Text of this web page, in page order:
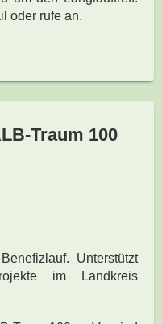
oder rufe an.
Traum 100
Unterstützt
im Landkreis